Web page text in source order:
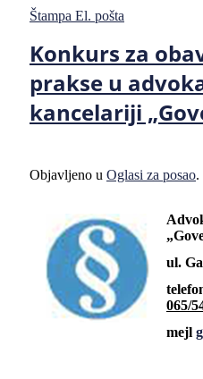
Štampa El. pošta
Konkurs za
prakse u
kancelariji
Objavljeno u Oglasi za posao.
ul.
065/
mejl